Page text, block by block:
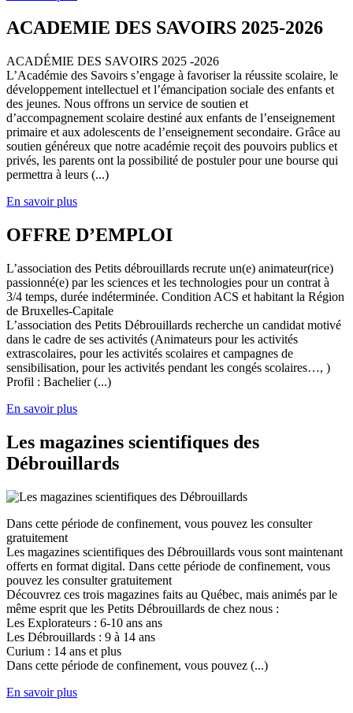
ACADEMIE DES SAVOIRS 2025-2026
ACADÉMIE DES SAVOIRS 2025 -2026
L’Académie des Savoirs s’engage à favoriser la réussite scolaire, le
développement intellectuel et l’émancipation sociale des enfants et
des jeunes. Nous offrons un service de soutien et
d’accompagnement scolaire destiné aux enfants de l’enseignement
primaire et aux adolescents de l’enseignement secondaire. Grâce au
soutien généreux que notre académie reçoit des pouvoirs publics et
privés, les parents ont la possibilité de postuler pour une bourse qui
permettra à leurs (...)
En savoir plus
OFFRE D’EMPLOI
L’association des Petits débrouillards recrute un(e) animateur(rice)
passionné(e) par les sciences et les technologies pour un contrat à
3/4 temps, durée indéterminée. Condition ACS et habitant la Région
de Bruxelles-Capitale
L’association des Petits Débrouillards recherche un candidat motivé
dans le cadre de ses activités (Animateurs pour les activités
extrascolaires, pour les activités scolaires et campagnes de
sensibilisation, pour les activités pendant les congés scolaires…, )
Profil : Bachelier (...)
En savoir plus
Les magazines scientifiques des
Débrouillards
Dans cette période de confinement, vous pouvez les consulter
gratuitement
Les magazines scientifiques des Débrouillards vous sont maintenant
offerts en format digital. Dans cette période de confinement, vous
pouvez les consulter gratuitement
Découvrez ces trois magazines faits au Québec, mais animés par le
même esprit que les Petits Débrouillards de chez nous :
Les Explorateurs : 6-10 ans ans
Les Débrouillards : 9 à 14 ans
Curium : 14 ans et plus
Dans cette période de confinement, vous pouvez (...)
En savoir plus